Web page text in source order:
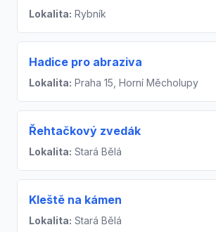
Lokalita: Rybník
Hadice pro abraziva
Lokalita: Praha 15, Horní Měcholupy
Řehtačkový zvedák
Lokalita: Stará Bělá
Kleště na kámen
Lokalita: Stará Bělá